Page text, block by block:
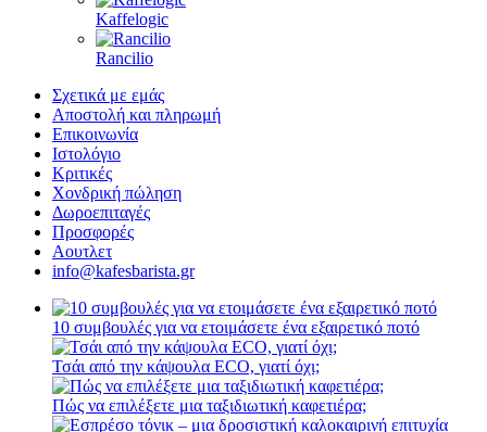
Morning
PUQ
ROK espresso
SEALPOD
Staresso
Subminimal
Superkop
Timemore